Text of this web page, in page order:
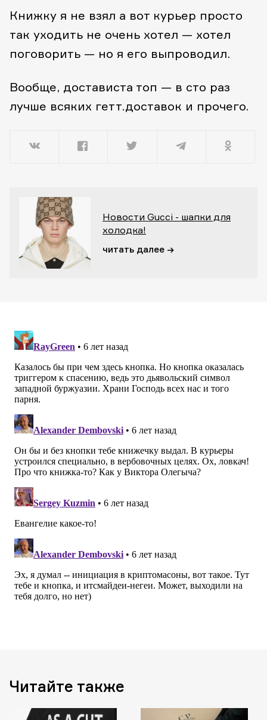
Книжку я не взял а вот курьер просто
так уходить не очень хотел — хотел
поговорить — но я его выпроводил.
Вообще, достависта топ — в сто раз
лучше всяких гетт.доставок и прочего.
Новости Gucci - шапки для
холодка!
читать далее →
Читайте также